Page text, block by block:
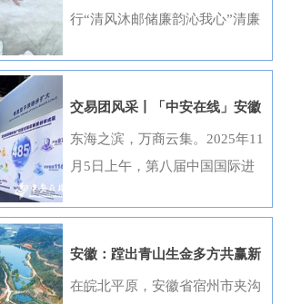
行“清风沐邮储廉韵沁我心”清廉
出，选送的四部作品全部获奖，
获奖数量位居全国首位，并荣
来，邮储银行安徽省分行高度重
应、热情参与。95名员工利用业
余时间潜心创作，共提交89件作
交易团风采丨「中安在线」安徽
元素闪耀进博会
东海之滨，万商云集。2025年11
月5日上午，第八届中国国际进
在上海开幕，安徽交易团携科技
创新成果与厚重文化底蕴再度亮
安徽：蹚出青山生金多方共赢新
路径
在皖北平原，安徽省宿州市夹沟